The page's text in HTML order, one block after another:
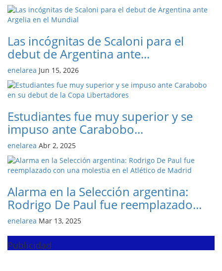
Las incógnitas de Scaloni para el
debut de Argentina ante...
enelarea Jun 15, 2026
Estudiantes fue muy superior y se
impuso ante Carabobo...
enelarea Abr 2, 2025
Alarma en la Selección argentina:
Rodrigo De Paul fue reemplazado...
enelarea Mar 13, 2025
Publicidad